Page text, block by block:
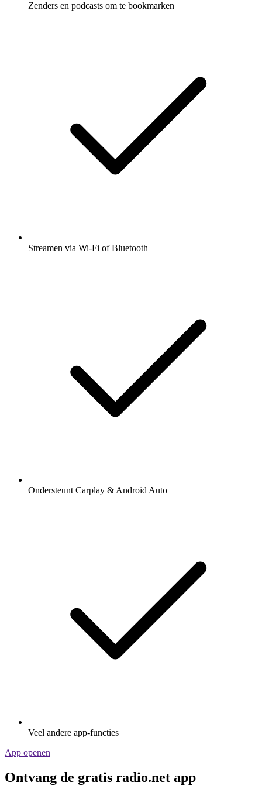
Zenders en podcasts om te bookmarken
Streamen via Wi-Fi of Bluetooth
Ondersteunt Carplay & Android Auto
Veel andere app-functies
App openen
Ontvang de gratis radio.net app